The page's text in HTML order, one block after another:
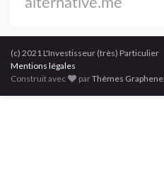
(c) 2021 L'Investisseur (très) Particulier
Mentions légales
Construit avec
parThèmes Graphene